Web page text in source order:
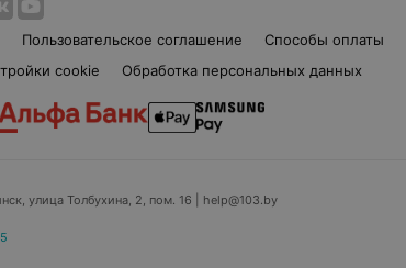
Пользовательское соглашение Способы оплаты
cookie Обработка персональных данных
улица Толбухина, 2, пом. 16 | help@103.by